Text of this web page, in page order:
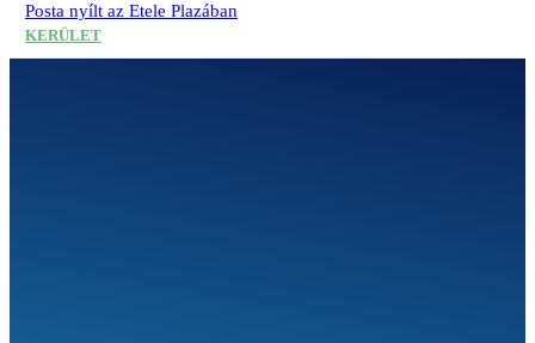
Posta nyílt az Etele Plazában
KERÜLET